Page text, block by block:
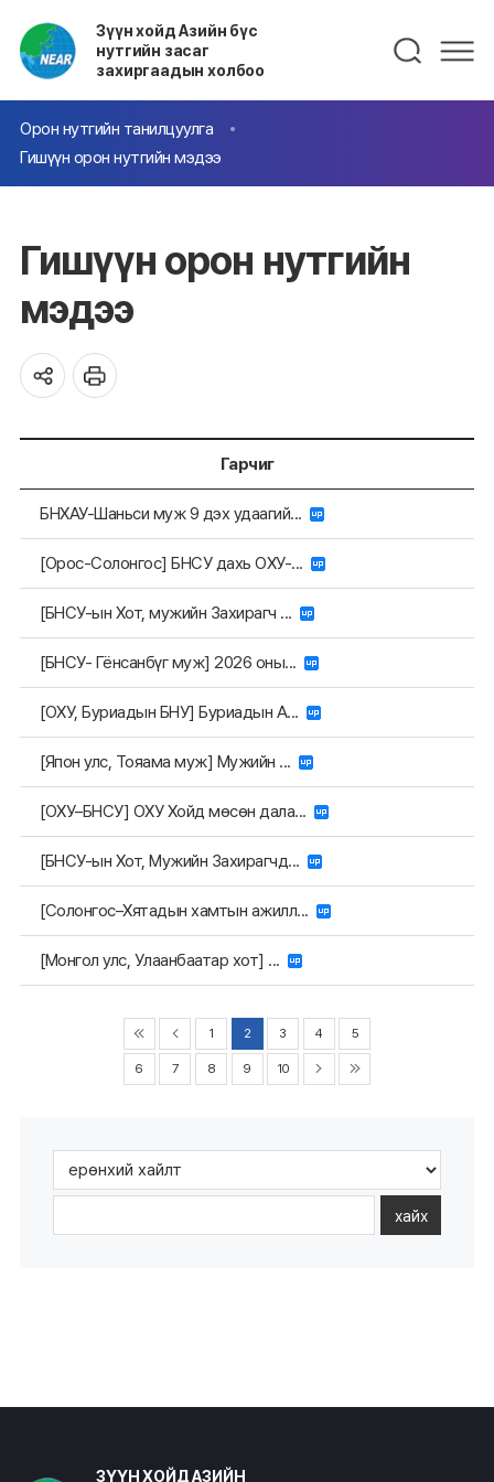
Зүүн хойд Азийн бүс
нутгийн засаг
захиргаадын холбоо
Орон нутгийн танилцуулга
Гишүүн орон нутгийн мэдээ
Гишүүн орон нутгийн
мэдээ
Гарчиг
БНХАУ-Шаньси муж 9 дэх удаагий...
[Орос-Солонгос] БНСУ дахь ОХУ-...
[БНСУ-ын Хот, мужийн Захирагч ...
[БНСУ- Гёнсанбүг муж] 2026 оны...
[ОХУ, Буриадын БНУ] Буриадын А...
[Япон улс, Тояама муж] Мужийн ...
[ОХУ–БНСУ] ОХУ Хойд мөсөн дала...
[БНСУ-ын Хот, Мужийн Захирагчд...
[Солонгос–Хятадын хамтын ажилл...
[Монгол улс, Улаанбаатар хот] ...
1 2 3 4 5
6 7 8 9 10
хайх
ЗҮҮН ХОЙД АЗИЙН